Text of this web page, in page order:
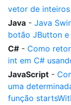
vetor de
Java - Java
botão JButton e
C# - Como
int em C#
JavaScript -
uma
função